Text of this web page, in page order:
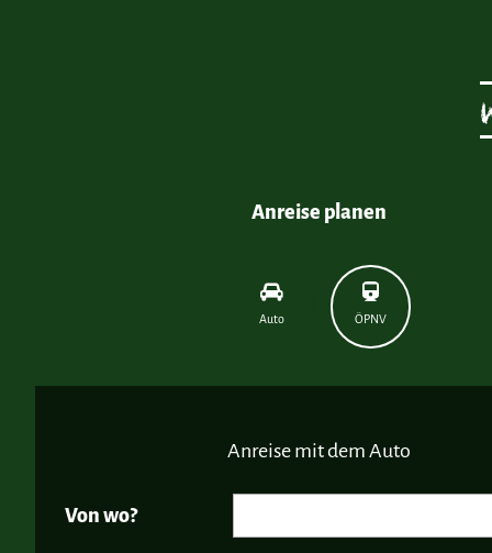
Anreise planen
Auto ÖPNV
Anreise mit dem Auto
Von wo?